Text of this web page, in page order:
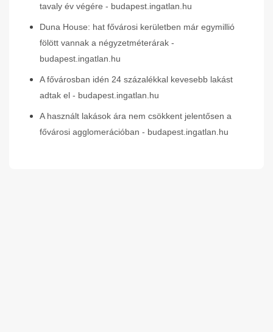
tavaly év végére - budapest.ingatlan.hu
Duna House: hat fővárosi kerületben már egymillió
fölött vannak a négyzetméterárak -
budapest.ingatlan.hu
A fővárosban idén 24 százalékkal kevesebb lakást
adtak el - budapest.ingatlan.hu
A használt lakások ára nem csökkent jelentősen a
fővárosi agglomerációban - budapest.ingatlan.hu